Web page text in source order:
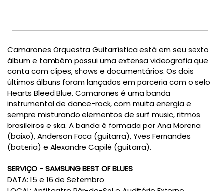
Camarones Orquestra Guitarrística está em seu sexto
álbum e também possui uma extensa videografia que
conta com clipes, shows e documentários. Os dois
últimos álbuns foram lançados em parceria com o selo
Hearts Bleed Blue. Camarones é uma banda
instrumental de dance-rock, com muita energia e
sempre misturando elementos de surf music, ritmos
brasileiros e ska. A banda é formada por Ana Morena
(baixo), Anderson Foca (guitarra), Yves Fernandes
(bateria) e Alexandre Capilé (guitarra).
SERVIÇO - SAMSUNG BEST OF BLUES
DATA: 15 e 16 de Setembro